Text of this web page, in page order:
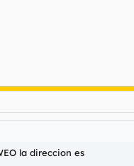
la direccion es